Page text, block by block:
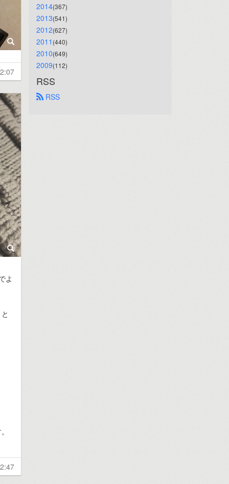
よ
2014(367)
2013(541)
2012(627)
2011 (440)
2010(649)
2009(112)
RSS
RSS